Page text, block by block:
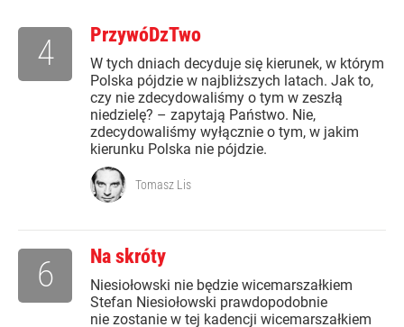
PrzywóDzTwo
W tych dniach decyduje się kierunek, w którym
Polska pójdzie w najbliższych latach. Jak to,
czy nie zdecydowaliśmy o tym w zeszłą
niedzielę? – zapytają Państwo. Nie,
zdecydowaliśmy wyłącznie o tym, w jakim
kierunku Polska nie pójdzie.
4
Tomasz Lis
Na skróty
Niesiołowski nie będzie wicemarszałkiem
Stefan Niesiołowski prawdopodobnie
nie zostanie w tej kadencji wicemarszałkiem
6